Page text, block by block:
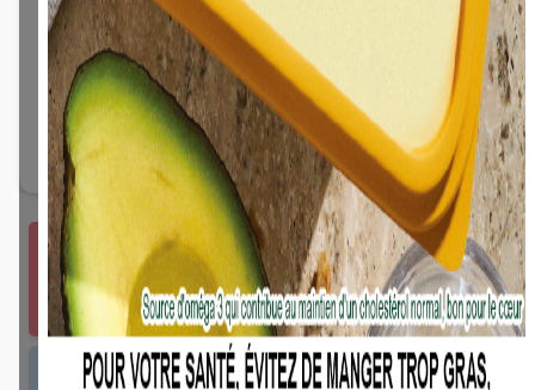
Offre valable dans tous les magasins et drives
Vous devez vous connecter ou créer un compte
Fidme Courses pour bénéficier de cette offre.
J'y vais de ce pas 🙂